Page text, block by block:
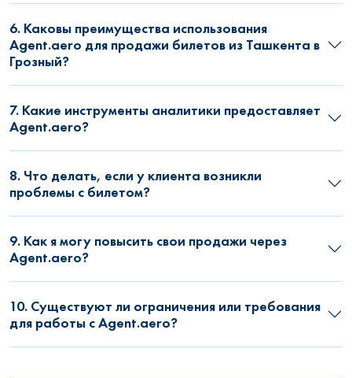
6. Каковы преимущества использования
Agent.aero для продажи билетов из Ташкента в
Грозный?
7. Какие инструменты аналитики предоставляет
Agent.aero?
8. Что делать, если у клиента возникли
проблемы с билетом?
9. Как я могу повысить свои продажи через
Agent.aero?
10. Существуют ли ограничения или требования
для работы с Agent.aero?